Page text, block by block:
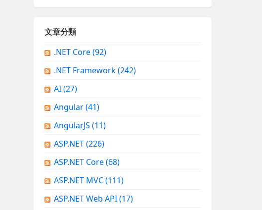
文章分類
.NET Core(92)
.NET Framework(242)
AI(27)
Angular(41)
AngularJS (11)
ASP.NET(226)
ASP.NET Core(68)
ASP.NET MVC(111)
ASP.NET Web API(17)